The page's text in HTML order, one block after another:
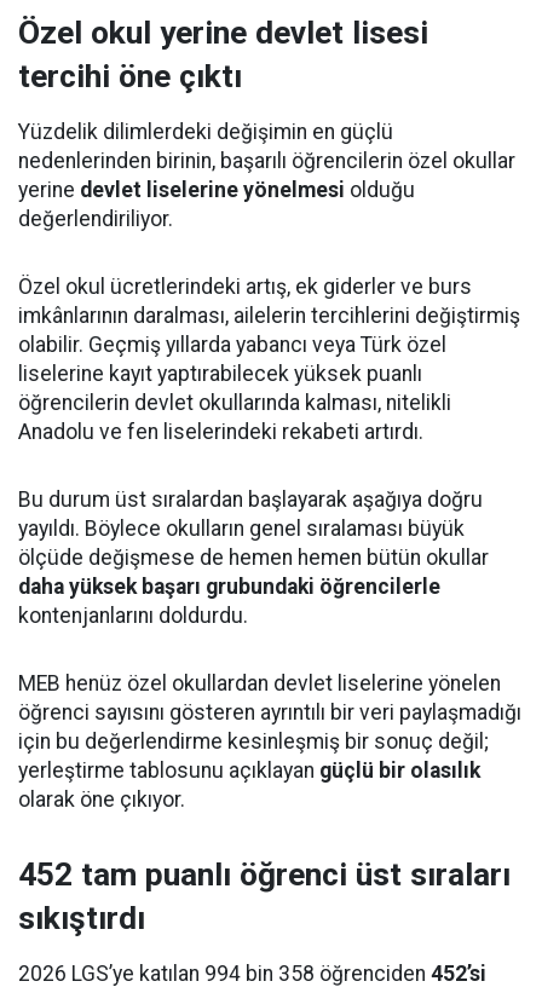
Özel okul yerine devlet lisesi
tercihi öne çıktı
Yüzdelik dilimlerdeki değişimin en güçlü
nedenlerinden birinin, başarılı öğrencilerin özel okullar
yerine devlet liselerine yönelmesi olduğu
değerlendiriliyor.
Özel okul ücretlerindeki artış, ek giderler ve burs
imkânlarının daralması, ailelerin tercihlerini değiştirmiş
olabilir. Geçmiş yıllarda yabancı veya Türk özel
liselerine kayıt yaptırabilecek yüksek puanlı
öğrencilerin devlet okullarında kalması, nitelikli
Anadolu ve fen liselerindeki rekabeti artırdı.
Bu durum üst sıralardan başlayarak aşağıya doğru
yayıldı. Böylece okulların genel sıralaması büyük
ölçüde değişmese de hemen hemen bütün okullar
daha yüksek başarı grubundaki öğrencilerle
kontenjanlarını doldurdu.
MEB henüz özel okullardan devlet liselerine yönelen
öğrenci sayısını gösteren ayrıntılı bir veri paylaşmadığı
için bu değerlendirme kesinleşmiş bir sonuç değil;
yerleştirme tablosunu açıklayan güçlü bir olasılık
olarak öne çıkıyor.
452 tam puanlı öğrenci üst sıraları
sıkıştırdı
2026 LGS’ye katılan 994 bin 358 öğrenciden 452’si